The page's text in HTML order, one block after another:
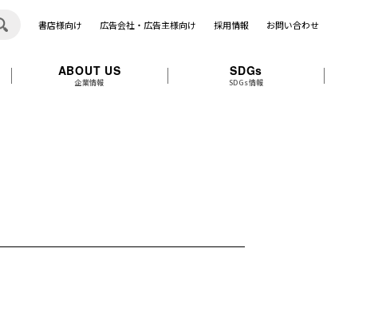
書店様向け 広告会社・広告主様向け 採用情報 お問い合わせ
ABOUT US
企業情報
SDGs
SDGs情報